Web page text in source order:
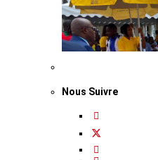
Nous Suivre